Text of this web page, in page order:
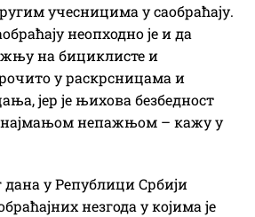
учесницима у саобраћају.
неопходно је и да
на бициклисте и
у раскрсницама и
јер је њихова безбедност
најмањом непажњом – кажу у
у Републици Србији
незгода у којима је